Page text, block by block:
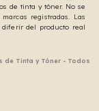
de tinta y tóner. No se
registradas. Las
del producto real
de Tinta y Tóner - Todos